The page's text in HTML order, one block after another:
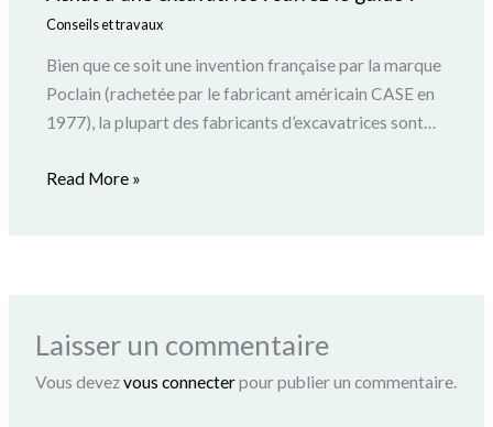
Conseils et travaux
Bien que ce soit une invention française par la marque
Poclain (rachetée par le fabricant américain CASE en
1977), la plupart des fabricants d’excavatrices sont…
Read More »
Laisser un commentaire
Vous devezvous connecterpour publier un commentaire.